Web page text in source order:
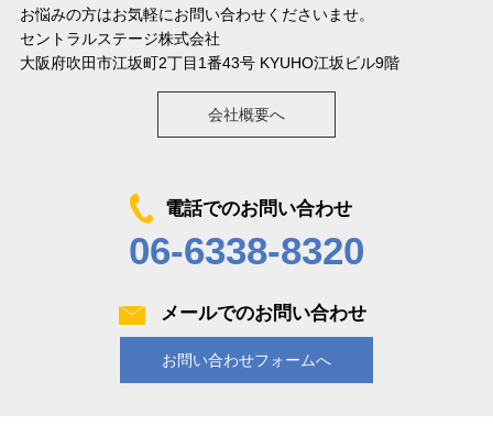
お悩みの方はお気軽にお問い合わせくださいませ。
セントラルステージ株式会社
大阪府吹田市江坂町2丁目1番43号 KYUHO江坂ビル9階
会社概要へ
電話でのお問い合わせ
06-6338-8320
メールでのお問い合わせ
お問い合わせフォームへ